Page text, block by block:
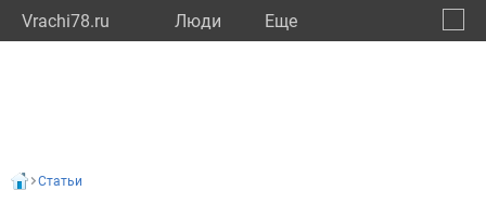
Vrachi78.ru Люди Eще
Статьи